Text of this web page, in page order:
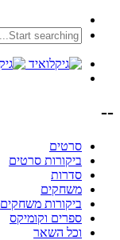
--
סרטים
ביקורות סרטים
סדרות
משחקים
ביקורות משחקים
ספרים וקומיקס
וכל השאר